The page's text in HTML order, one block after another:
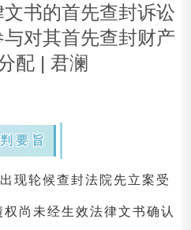
书的首先查封诉讼
对其首先查封财产
配 | 君澜
要旨
现轮候查封法院先立案受
尚未经生效法律文书确认